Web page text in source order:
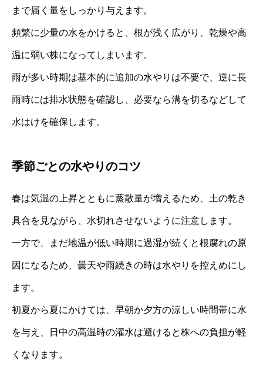
まで届く量をしっかり与えます。
頻繁に少量の水をかけると、根が浅く広がり、乾燥や高
温に弱い株になってしまいます。
雨が多い時期は基本的に追加の水やりは不要で、逆に長
雨時には排水状態を確認し、必要なら溝を切るなどして
水はけを確保します。
季節ごとの水やりのコツ
春は気温の上昇とともに蒸散量が増えるため、土の乾き
具合を見ながら、水切れさせないように注意します。
一方で、まだ地温が低い時期に過湿が続くと根腐れの原
因になるため、曇天や雨続きの時は水やりを控えめにし
ます。
初夏から夏にかけては、早朝か夕方の涼しい時間帯に水
を与え、日中の高温時の灌水は避けると株への負担が軽
くなります。